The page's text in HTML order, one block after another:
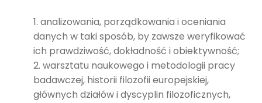
analizowania, porządkowania i oceniania
danych w taki sposób, by zawsze weryfikować
ich prawdziwość, dokładność i obiektywność;
warsztatu naukowego i metodologii pracy
badawczej, historii filozofii europejskiej,
głównych działów i dyscyplin filozoficznych,